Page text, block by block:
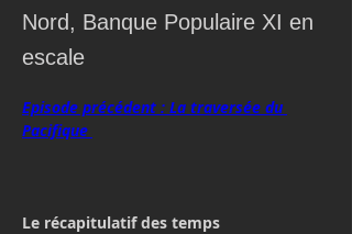
Nord, Banque Populaire XI en
escale
Episode précédent : La traversée du
Pacifique
Le récapitulatif des temps